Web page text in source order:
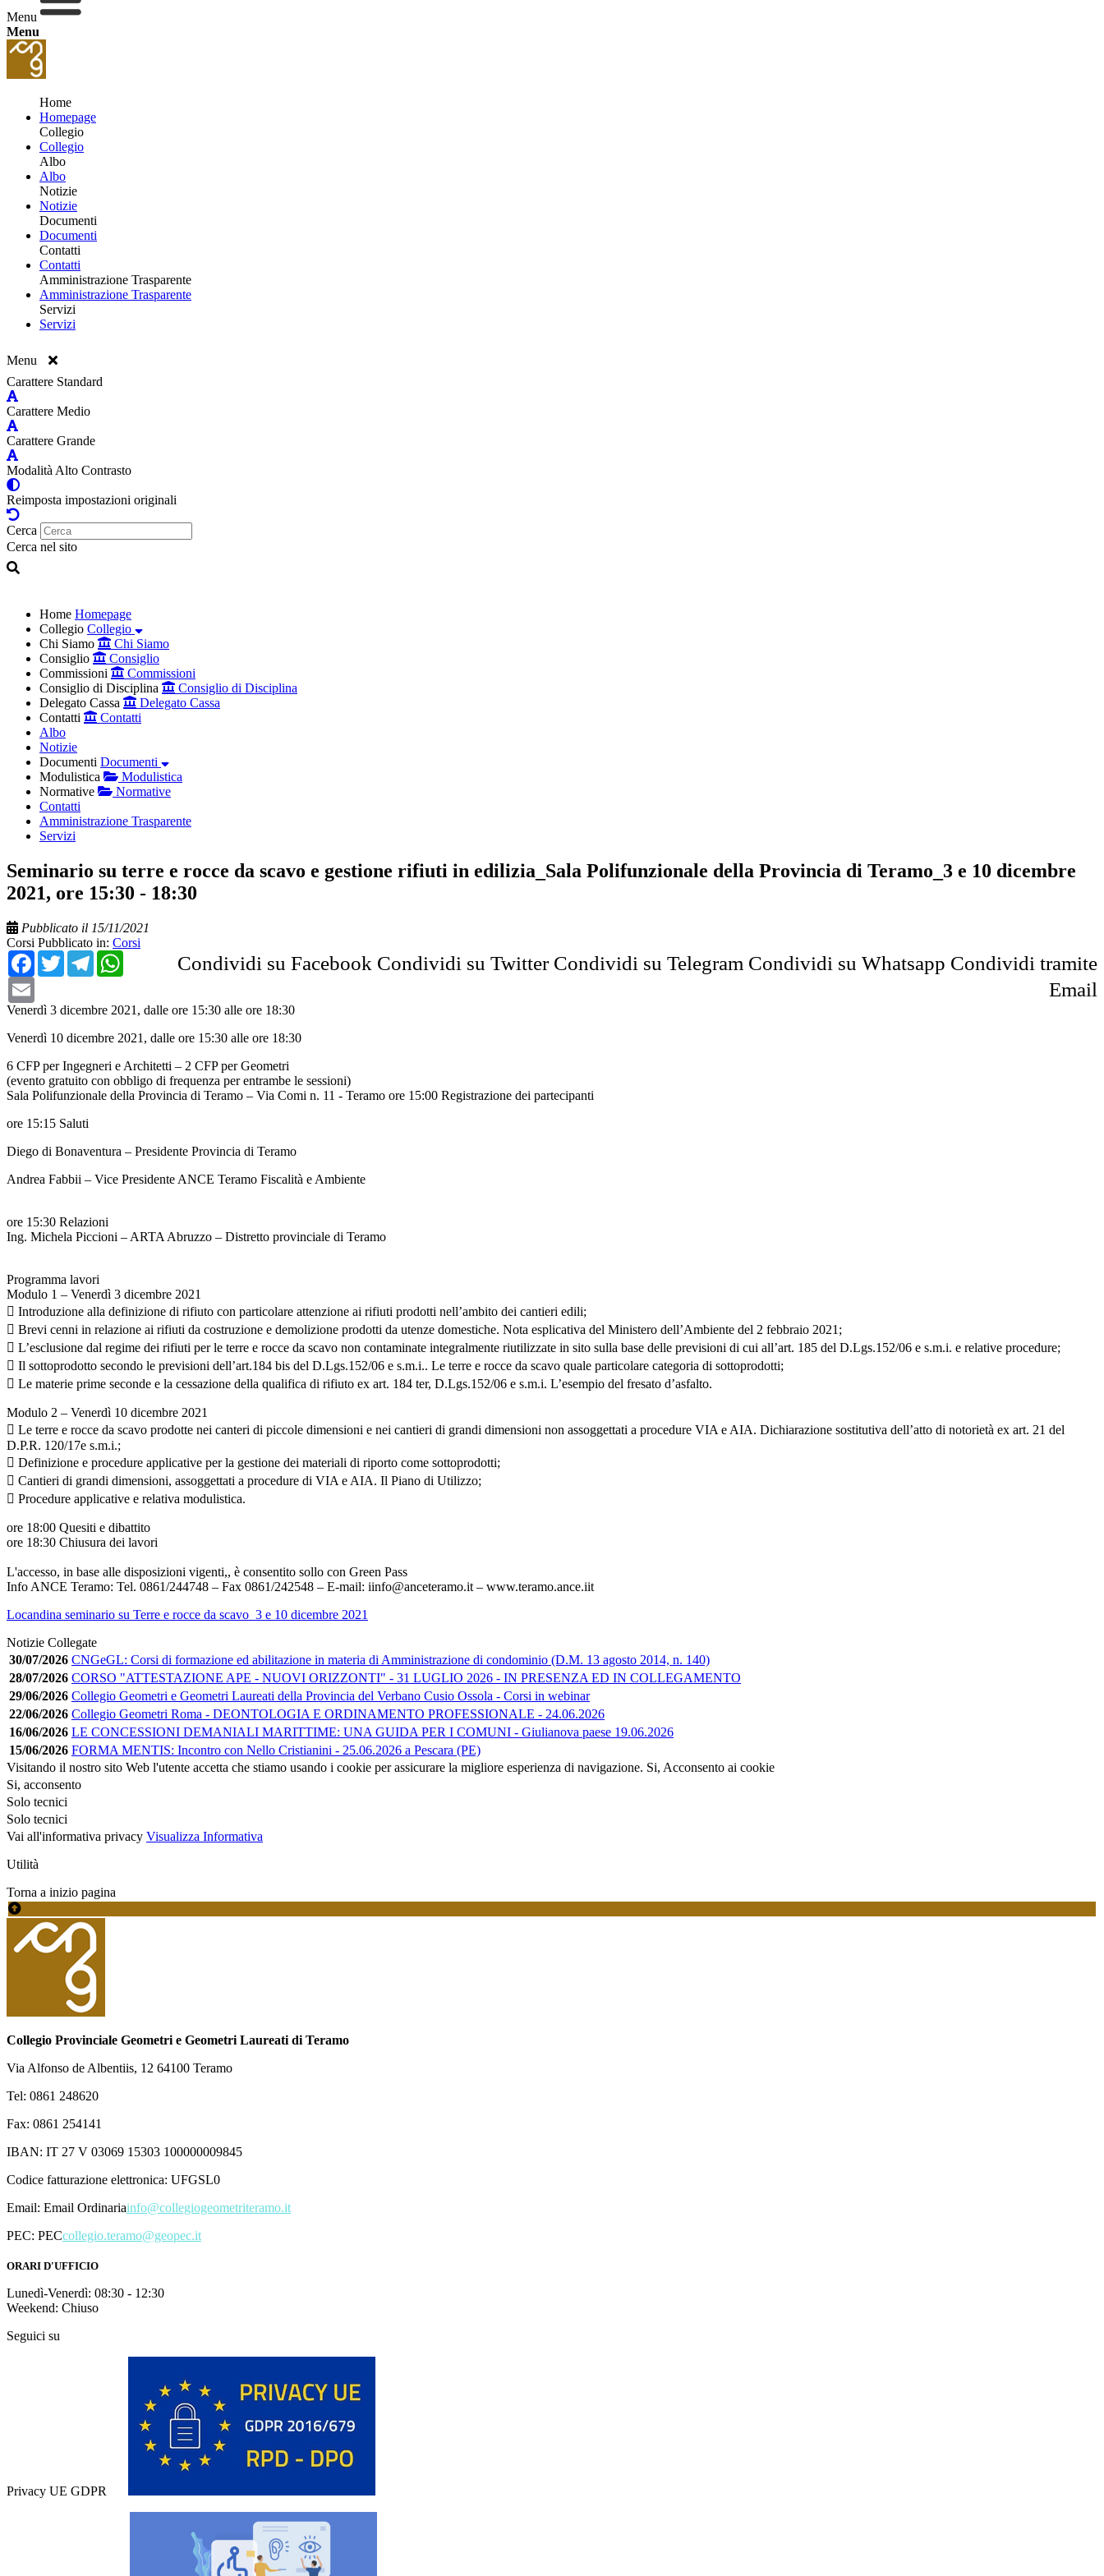
Menu
Menu
Home
Homepage
Collegio
Collegio
Albo
Albo
Notizie
Notizie
Documenti
Documenti
Contatti
Contatti
Amministrazione Trasparente
Amministrazione Trasparente
Servizi
Servizi
Menu
Carattere Standard
Carattere Medio
Carattere Grande
Modalità Alto Contrasto
Reimposta impostazioni originali
Cerca
Cerca nel sito
Home Homepage
Collegio Collegio
Chi Siamo
Chi Siamo
Consiglio
Consiglio
Commissioni
Commissioni
Consiglio di Disciplina
Consiglio di Disciplina
Delegato Cassa
Delegato Cassa
Contatti
Contatti
Albo
Notizie
Documenti Documenti
Modulistica
Modulistica
Normative
Normative
Contatti
Amministrazione Trasparente
Servizi
Seminario su terre e rocce da scavo e gestione rifiuti in edilizia_Sala Polifunzionale della Provincia di Teramo_3 e 10 dicembre
2021, ore 15:30 - 18:30
Pubblicato il 15/11/2021
Corsi Pubblicato in: Corsi
Condividi su Facebook
Facebook Condividi su Twitter
Twitter Condividi su Telegram
Telegram Condividi su Whatsapp
WhatsApp
Condividi tramite
Email
Email
Venerdì 3 dicembre 2021, dalle ore 15:30 alle ore 18:30
Venerdì 10 dicembre 2021, dalle ore 15:30 alle ore 18:30
6 CFP per Ingegneri e Architetti – 2 CFP per Geometri
(evento gratuito con obbligo di frequenza per entrambe le sessioni)
Sala Polifunzionale della Provincia di Teramo – Via Comi n. 11 - Teramo ore 15:00 Registrazione dei partecipanti
ore 15:15 Saluti
Diego di Bonaventura – Presidente Provincia di Teramo
Andrea Fabbii – Vice Presidente ANCE Teramo Fiscalità e Ambiente
ore 15:30 Relazioni
Ing. Michela Piccioni – ARTA Abruzzo – Distretto provinciale di Teramo
Programma lavori
Modulo 1 – Venerdì 3 dicembre 2021
 Introduzione alla definizione di rifiuto con particolare attenzione ai rifiuti prodotti nell’ambito dei cantieri edili;
 Brevi cenni in relazione ai rifiuti da costruzione e demolizione prodotti da utenze domestiche. Nota esplicativa del Ministero dell’Ambiente del 2 febbraio 2021;
 L’esclusione dal regime dei rifiuti per le terre e rocce da scavo non contaminate integralmente riutilizzate in sito sulla base delle previsioni di cui all’art. 185 del D.Lgs.152/06 e s.m.i. e relative procedure;
 Il sottoprodotto secondo le previsioni dell’art.184 bis del D.Lgs.152/06 e s.m.i.. Le terre e rocce da scavo quale particolare categoria di sottoprodotti;
 Le materie prime seconde e la cessazione della qualifica di rifiuto ex art. 184 ter, D.Lgs.152/06 e s.m.i. L’esempio del fresato d’asfalto.
Modulo 2 – Venerdì 10 dicembre 2021
 Le terre e rocce da scavo prodotte nei canteri di piccole dimensioni e nei cantieri di grandi dimensioni non assoggettati a procedure VIA e AIA. Dichiarazione sostitutiva dell’atto di notorietà ex art. 21 del
D.P.R. 120/17e s.m.i.;
 Definizione e procedure applicative per la gestione dei materiali di riporto come sottoprodotti;
 Cantieri di grandi dimensioni, assoggettati a procedure di VIA e AIA. Il Piano di Utilizzo;
 Procedure applicative e relativa modulistica.
ore 18:00 Quesiti e dibattito
ore 18:30 Chiusura dei lavori
L'accesso, in base alle disposizioni vigenti,, è consentito sollo con Green Pass
Info ANCE Teramo: Tel. 0861/244748 – Fax 0861/242548 – E-mail: iinfo@anceteramo.it – www.teramo.ance.iit
Locandina seminario su Terre e rocce da scavo_3 e 10 dicembre 2021
Notizie Collegate
30/07/2026 CNGeGL: Corsi di formazione ed abilitazione in materia di Amministrazione di condominio (D.M. 13 agosto 2014, n. 140)
28/07/2026 CORSO "ATTESTAZIONE APE - NUOVI ORIZZONTI" - 31 LUGLIO 2026 - IN PRESENZA ED IN COLLEGAMENTO
29/06/2026 Collegio Geometri e Geometri Laureati della Provincia del Verbano Cusio Ossola - Corsi in webinar
22/06/2026 Collegio Geometri Roma - DEONTOLOGIA E ORDINAMENTO PROFESSIONALE - 24.06.2026
16/06/2026 LE CONCESSIONI DEMANIALI MARITTIME: UNA GUIDA PER I COMUNI - Giulianova paese 19.06.2026
15/06/2026 FORMA MENTIS: Incontro con Nello Cristianini - 25.06.2026 a Pescara (PE)
Visitando il nostro sito Web l'utente accetta che stiamo usando i cookie per assicurare la migliore esperienza di navigazione. Si, Acconsento ai cookie
Si, acconsento
Solo tecnici
Solo tecnici
Vai all'informativa privacy Visualizza Informativa
Utilità
Torna a inizio pagina
Collegio Provinciale Geometri e Geometri Laureati di Teramo
Via Alfonso de Albentiis, 12 64100 Teramo
Tel: 0861 248620
Fax: 0861 254141
IBAN: IT 27 V 03069 15303 100000009845
Codice fatturazione elettronica: UFGSL0
Email: Email Ordinariainfo@collegiogeometriteramo.it
PEC: PECcollegio.teramo@geopec.it
ORARI D'UFFICIO
Lunedì-Venerdì: 08:30 - 12:30
Weekend: Chiuso
Seguici su
Privacy UE GDPR